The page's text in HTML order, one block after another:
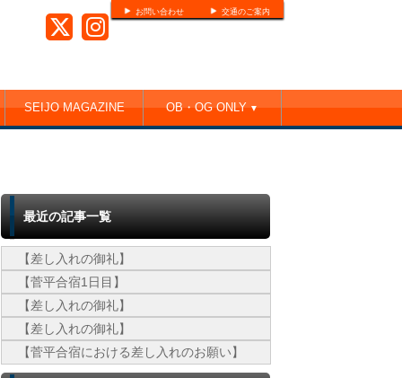
お問い合わせ 交通のご案内
SEIJO MAGAZINE OB・OG ONLY▼
最近の記事一覧
【差し入れの御礼】
【菅平合宿1日目】
【差し入れの御礼】
【差し入れの御礼】
【菅平合宿における差し入れのお願い】